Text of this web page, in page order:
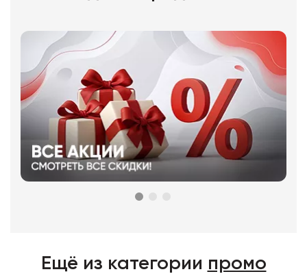
Ещё из категории промо